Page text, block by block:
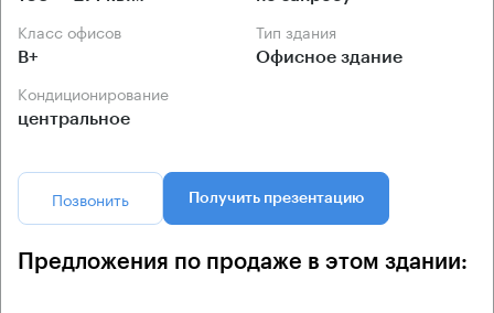
Класс офисов
B+
Тип здания
Офисное здание
Кондиционирование
центральное
Позвонить Получить презентацию
Предложения по продаже в этом здании: